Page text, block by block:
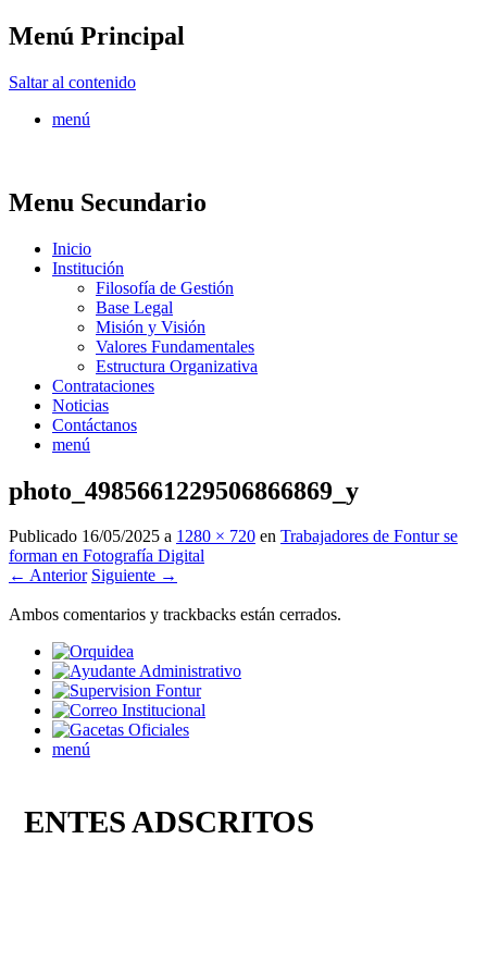
Menú Principal
Saltar al contenido
menú
Menu Secundario
Inicio
Institución
Filosofía de Gestión
Base Legal
Misión y Visión
Valores Fundamentales
Estructura Organizativa
Contrataciones
Noticias
Contáctanos
menú
photo_4985661229506866869_y
Publicado 16/05/2025 a 1280 × 720 en Trabajadores de Fontur se
forman en Fotografía Digital
← Anterior Siguiente →
Ambos comentarios y trackbacks están cerrados.
menú
ENTES ADSCRITOS